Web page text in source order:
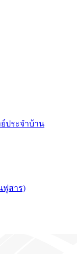
ประจำบ้าน
ฟูสาร)